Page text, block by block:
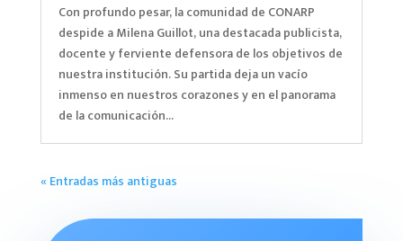
Con profundo pesar, la comunidad de CONARP
despide a Milena Guillot, una destacada publicista,
docente y ferviente defensora de los objetivos de
nuestra institución. Su partida deja un vacío
inmenso en nuestros corazones y en el panorama
de la comunicación...
« Entradas más antiguas